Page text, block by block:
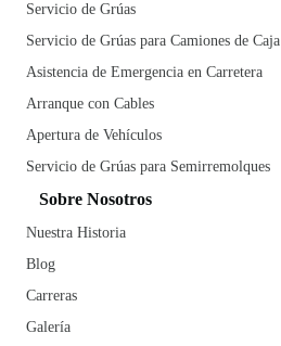
Servicio de Grúas
Servicio de Grúas para Camiones de Caja
Asistencia de Emergencia en Carretera
Arranque con Cables
Apertura de Vehículos
Servicio de Grúas para Semirremolques
Sobre Nosotros
Nuestra Historia
Blog
Carreras
Galería